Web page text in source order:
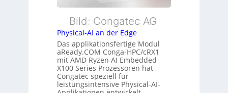
u
n
g
n
g
E
h
e
r
c
a
t
-
Bild: Congatec AG
Physical-AI an der Edge
Das applikationsfertige Modul
aReady.COM Conga-HPC/cRX1
mit AMD Ryzen AI Embedded
X100 Series Prozessoren hat
Congatec speziell für
leistungsintensive Physical-AI-